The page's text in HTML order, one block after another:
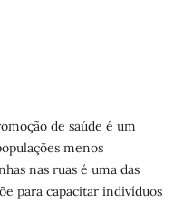
de saúde é um
menos
nas ruas é uma das
para capacitar indivíduos